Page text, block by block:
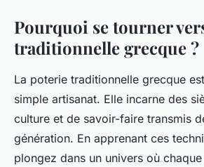
Pourquoi se tourner
traditionnelle grecque ?
La poterie traditionnelle grecque
simple artisanat. Elle incarne des
culture et de savoir-faire transmis
génération. En apprenant ces
plongez dans un univers où